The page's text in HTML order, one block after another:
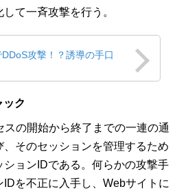
して一斉攻撃を行う。
攻撃！？誘導の手口
ック
の開始から終了までの一連の通
そのセッションを管理するため
ションIDである。何らかの攻撃手
を不正に入手し、Webサイトに